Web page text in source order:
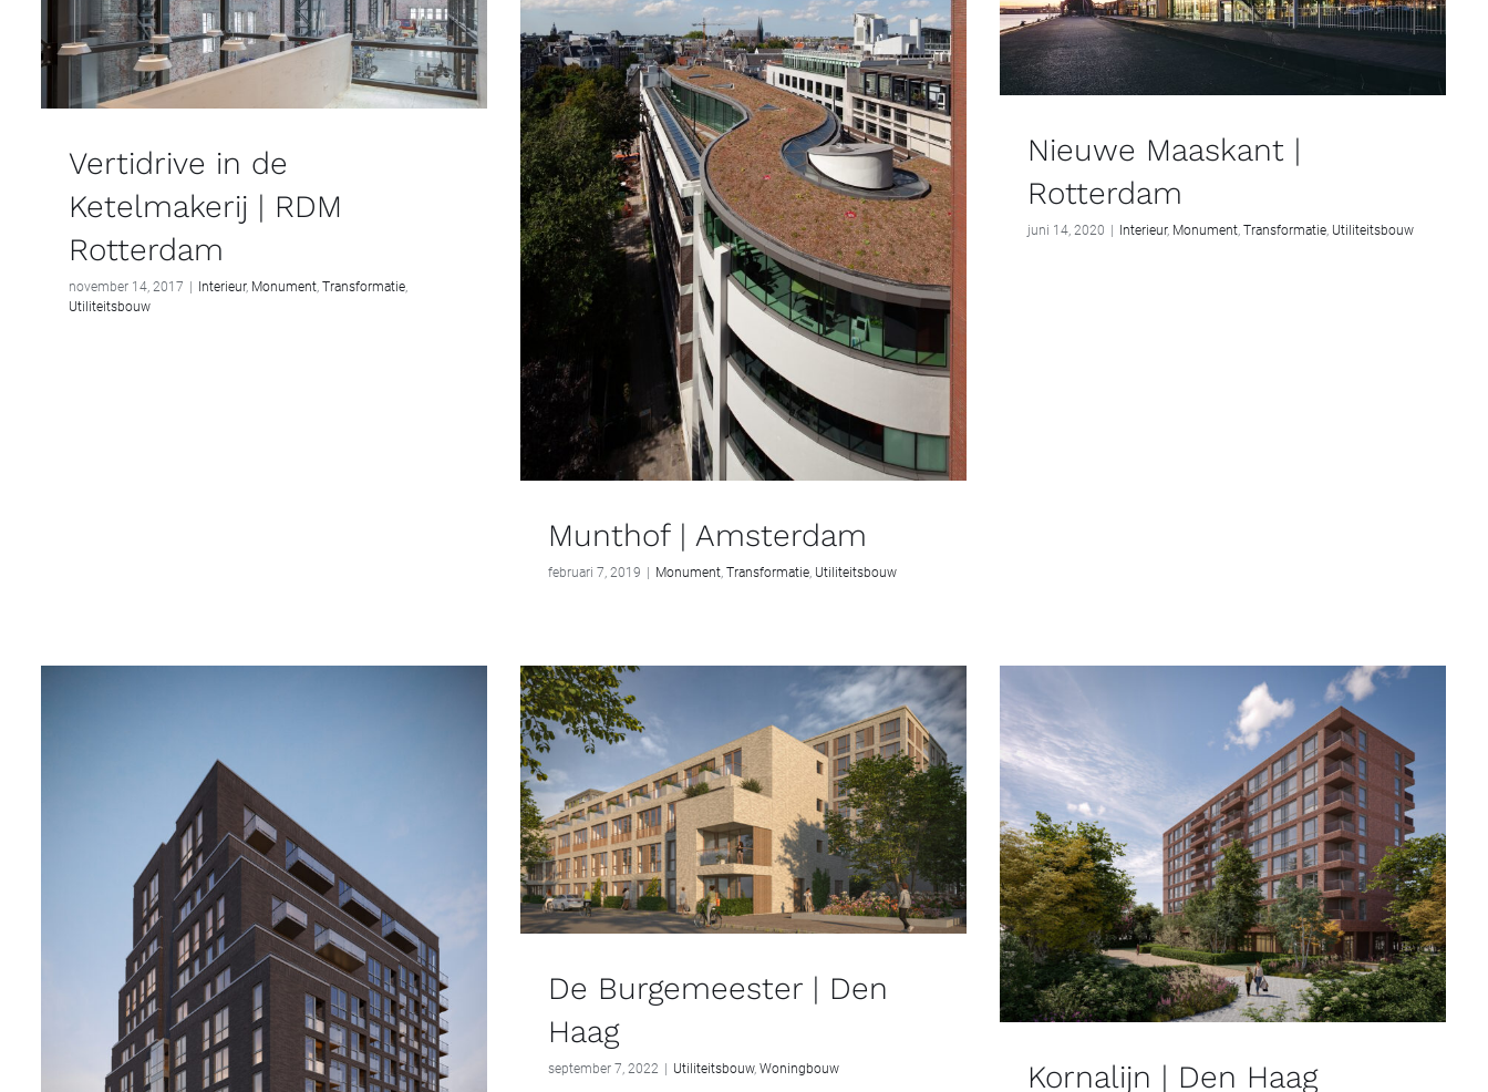
Vertidrive in de
Ketelmakerij | RDM
Rotterdam
november 14, 2017 | Interieur, Monument Transformatie
Utiliteitsbouw
Munthof | Amsterdam
februari 7, 2019 | Monument Transformatie Utiliteitsbouw
Nieuwe Maaskant |
Rotterdam
juni 14, 2020 Interieur, Monument, Transformatie, Utiliteitsbouw
De Burgemeester | Den
Haag
september 7, 2022 | Utiliteitsbouw, Woningbouw Kornalijn | Den Haag